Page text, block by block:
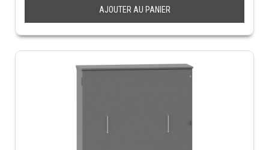
AJOUTER AU PANIER